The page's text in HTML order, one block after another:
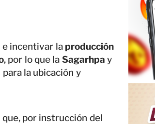
e incentivar la producción
, por lo que la Sagarhpa y
la ubicación y
que, por instrucción del